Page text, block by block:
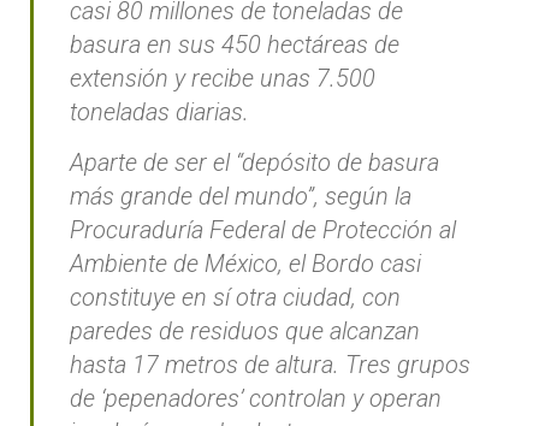
casi 80 millones de toneladas de
basura en sus 450 hectáreas de
extensión y recibe unas 7.500
toneladas diarias.
Aparte de ser el “depósito de basura
más grande del mundo”, según la
Procuraduría Federal de Protección al
Ambiente de México, el Bordo casi
constituye en sí otra ciudad, con
paredes de residuos que alcanzan
hasta 17 metros de altura. Tres grupos
de ‘pepenadores’ controlan y operan